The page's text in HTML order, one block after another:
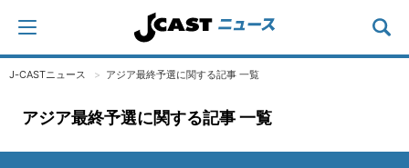
J-CASTニュース アジア最終予選に関する記事 一覧
アジア最終予選に関する記事 一覧